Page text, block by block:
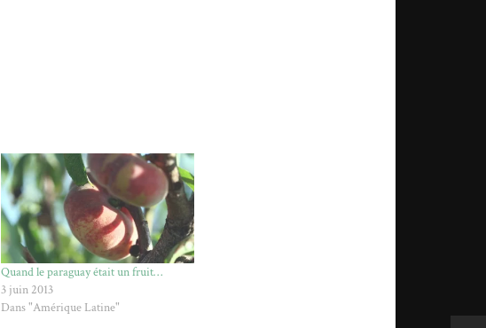
Quand le paraguay était un fruit…
3 juin 2013
Dans "Amérique Latine"